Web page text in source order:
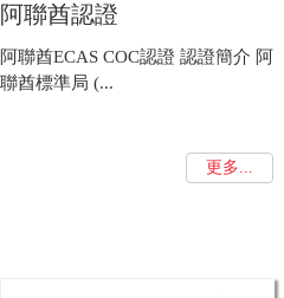
阿聯酋認證
阿聯酋ECAS COC認證 認證簡介 阿
聯酋標準局 (...
更多...